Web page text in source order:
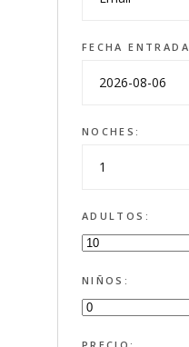
FECHA ENTRADA
NOCHES:
ADULTOS:
NIÑOS: